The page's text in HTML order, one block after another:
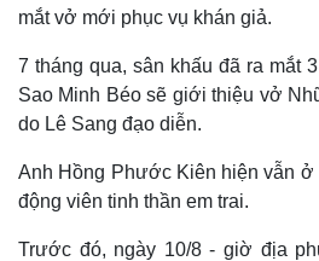
mắt vở mới phục vụ khán giả.
7 tháng qua, sân khấu đã ra mắt
Sao Minh Béo sẽ giới thiệu vở
do Lê Sang đạo diễn.
Anh Hồng Phước Kiên hiện vẫn ở
động viên tinh thần em trai.
Trước đó, ngày 10/8 - giờ địa